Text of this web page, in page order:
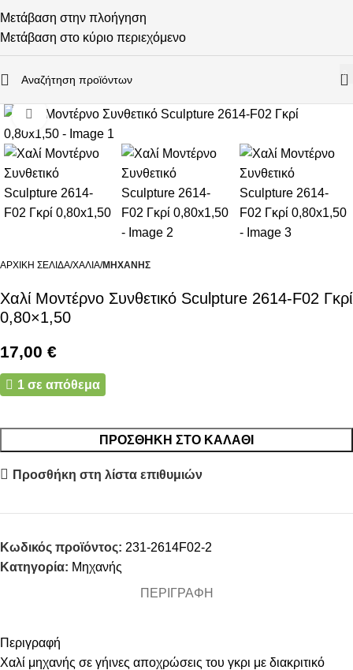
Μετάβαση στην πλοήγηση
Μετάβαση στο κύριο περιεχόμενο
0
Κάντε κλικ για μεγέθυνση
ΑΡΧΙΚΉ ΣΕΛΊΔΑ ΧΑΛΙΆ ΜΗΧΑΝΉΣ
Χαλί Μοντέρνο Συνθετικό Sculpture 2614-F02 Γκρί
0,80×1,50
17,00 €
1 σε απόθεμα
ΠΡΟΣΘΉΚΗ ΣΤΟ ΚΑΛΆΘΙ
Προσθήκη στη λίστα επιθυμιών
Κωδικός προϊόντος: 231-2614F02-2
Κατηγορία: Μηχανής
ΠΕΡΙΓΡΑΦΉ
Περιγραφή
Χαλί μηχανής σε γήινες αποχρώσεις του γκρι με διακριτικό